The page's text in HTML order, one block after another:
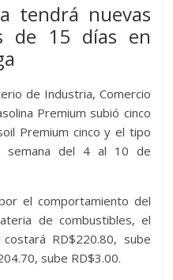
e
n
er
p
e
gr
a
a
g
tendrá nuevas
de 15 días en
de Industria, Comercio
Premium subió cinco
Premium cinco y el tipo
semana del 4 al 10 de
el comportamiento del
de combustibles, el
RD$220.80, sube
sube RD$3.00.